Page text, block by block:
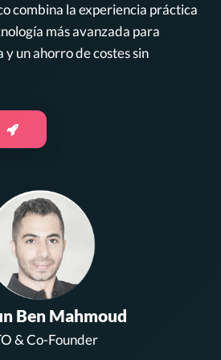
combina la experiencia práctica
más avanzada para
un ahorro de costes sin
Ben Mahmoud
& Co-Founder